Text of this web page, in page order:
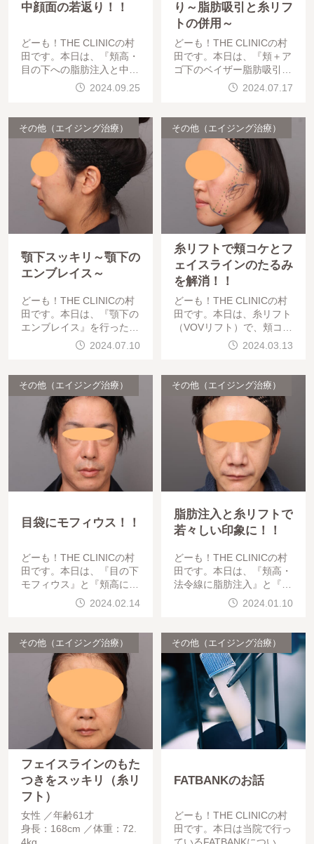
中顔面の若返り！！
どーも！THE CLINICの村
田です。本日は、『頬高・
目の下への脂肪注入と中顔
面に糸リフト』を行った、
介します。中顔
2024.09.25
り～脂肪吸引と糸リフ
トの併用～
どーも！THE CLINICの村
田です。本日は、『頬＋ア
ゴ下のベイザー脂肪吸引と
フェイスラインVOVリフト
月の経過をご紹介します
2024.07.17
その他（エイジング治療）
顎下スッキリ～顎下の
エンブレイス～
どーも！THE CLINICの村
田です。本日は、『顎下の
エンブレイス』を行った、
「BMI 20、40代女性」の
術後６ヶ月の経過をご紹介
きましょう！
2024.07.10
その他（エイジング治療）
糸リフトで頬コケとフ
ェイスラインのたるみ
を解消！！
どーも！THE CLINICの村
田です。本日は、糸リフト
（VOVリフト）で、頬コケ
とフェイスラインのたるみ
を解消した「BMI 22、40
過をご紹介します。
2024.03.13
その他（エイジング治療）
目袋にモフィウス！！
どーも！THE CLINICの村
田です。本日は、『目の下
モフィウス』と『頬高に脂
肪注入』を行った、「BMI
22.2、40代男性」の術後2
。では早速み
2024.02.14
その他（エイジング治療）
脂肪注入と糸リフトで
若々しい印象に！！
どーも！THE CLINICの村
田です。本日は、『頬高・
法令線に脂肪注入』と『V
OVリフト中顔面４本』を
行った、「BMI 19.9、40
過をご紹介します。
2024.01.10
その他（エイジング治療）
フェイスラインのもた
つきをスッキリ（糸リ
フト）
女性
年齢61才
身長：168cm
体重：72.
その他（エイジング治療）
FATBANKのお話
どーも！THE CLINICの村
田です。本日は当院で行っ